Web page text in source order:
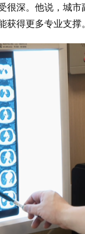
很深。他说，城
得更多专业支撑。